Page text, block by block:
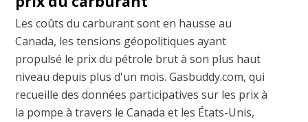
Les coûts du carburant sont en hausse au
Canada, les tensions géopolitiques ayant
propulsé le prix du pétrole brut à son plus haut
niveau depuis plus d'un mois. Gasbuddy.com, qui
recueille des données participatives sur les prix à
la pompe à travers le Canada et les États-Unis,